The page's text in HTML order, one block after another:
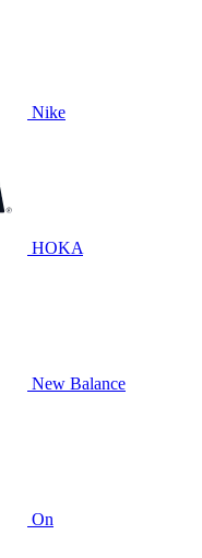
Nike
HOKA
New Balance
On